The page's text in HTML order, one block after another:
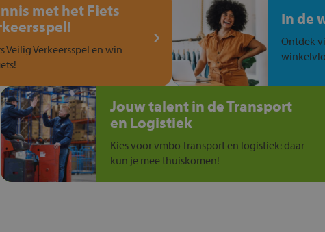
met het Fiets
Veilig Verkeersspel en win
In de
Ontdek
Jouw talent in de Transport
en Logistiek
Kies voor vmbo Transport en logistiek: daar
kun je mee thuiskomen!